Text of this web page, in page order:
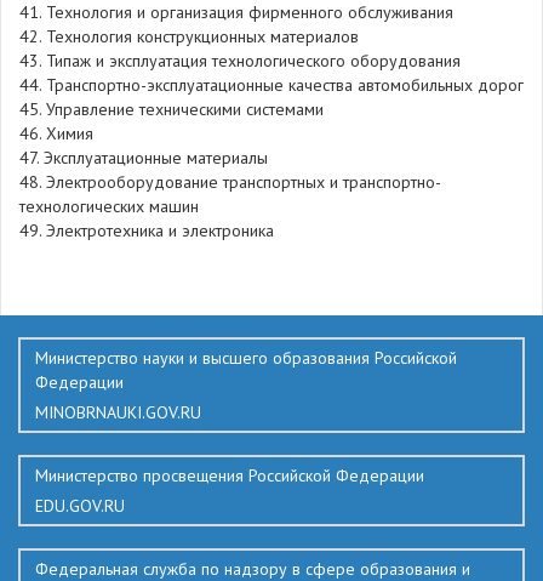
41. Технология и организация фирменного обслуживания
42. Технология конструкционных материалов
43. Типаж и эксплуатация технологического оборудования
44. Транспортно-эксплуатационные качества автомобильных дорог
45. Управление техническими системами
46. Химия
47. Эксплуатационные материалы
48. Электрооборудование транспортных и транспортно-
технологических машин
49. Электротехника и электроника
Министерство науки и высшего образования Российской
Федерации
MINOBRNAUKI.GOV.RU
Министерство просвещения Российской Федерации
EDU.GOV.RU
Федеральная служба по надзору в сфере образования и